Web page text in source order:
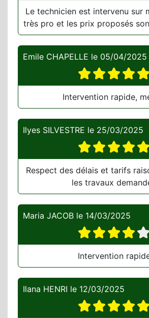
Le technicien est intervenu sur
très pro et les prix proposés
Emile CHAPELLE le 05/04/2025
Intervention rapide,
Ilyes SILVESTRE le 25/03/2025
Respect des délais et tarifs
les travaux
Maria JACOB le 14/03/2025
Intervention
Ilana HENRI le 12/03/2025